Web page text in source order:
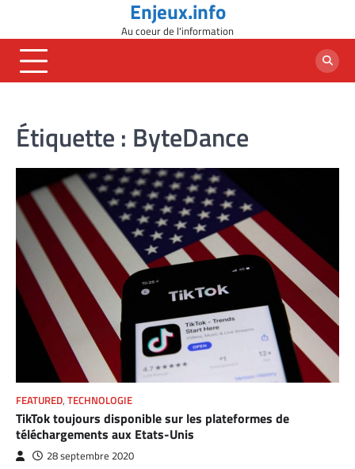
content
Enjeux.info
Au coeur de l'information
Étiquette : ByteDance
FEATURED, TECHNOLOGIE
TikTok toujours disponible sur les plateformes de
téléchargements aux Etats-Unis
28 septembre 2020